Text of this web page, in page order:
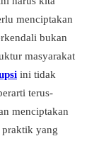
menciptakan
bukan
masyarakat
ini tidak
terus-
menciptakan
praktik yang